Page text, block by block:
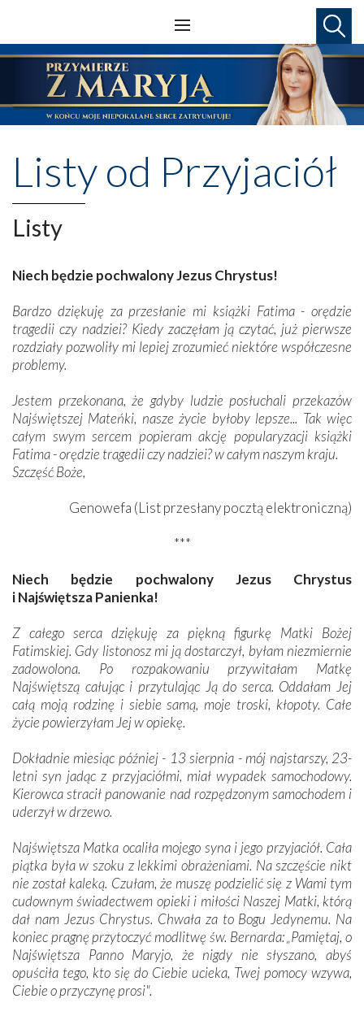
Listy od Przyjaciół
Listy
Niech będzie pochwalony Jezus Chrystus!
Bardzo dziękuję za przesłanie mi książki Fatima - orędzie
tragedii czy nadziei? Kiedy zaczęłam ją czytać, już pierwsze
rozdziały pozwoliły mi lepiej zrozumieć niektóre współczesne
problemy.
Jestem przekonana, że gdyby ludzie posłuchali przekazów
Najświętszej Mateńki, nasze życie byłoby lepsze... Tak więc
całym swym sercem popieram akcję popularyzacji książki
Fatima - orędzie tragedii czy nadziei? w całym naszym kraju.
Szczęść Boże,
Genowefa (List przesłany pocztą elektroniczną)
***
Niech będzie pochwalony Jezus Chrystus
i Najświętsza Panienka!
Z całego serca dziękuję za piękną figurkę Matki Bożej
Fatimskiej. Gdy listonosz mi ją dostarczył, byłam niezmiernie
zadowolona. Po rozpakowaniu przywitałam Matkę
Najświętszą całując i przytulając Ją do serca. Oddałam Jej
całą moją rodzinę i siebie samą, moje troski, kłopoty. Całe
życie powierzyłam Jej w opiekę.
Dokładnie miesiąc później - 13 sierpnia - mój najstarszy, 23-
letni syn jadąc z przyjaciółmi, miał wypadek samochodowy.
Kierowca stracił panowanie nad rozpędzonym samochodem i
uderzył w drzewo.
Najświętsza Matka ocaliła mojego syna i jego przyjaciół. Cała
piątka była w szoku z lekkimi obrażeniami. Na szczęście nikt
nie został kaleką. Czułam, że muszę podzielić się z Wami tym
cudownym świadectwem opieki i miłości Naszej Matki, którą
dał nam Jezus Chrystus. Chwała za to Bogu Jedynemu. Na
koniec pragnę przytoczyć modlitwę św. Bernarda: „Pamiętaj, o
Najświętsza Panno Maryjo, że nigdy nie słyszano, abyś
opuściła tego, kto się do Ciebie ucieka, Twej pomocy wzywa,
Ciebie o przyczynę prosi".